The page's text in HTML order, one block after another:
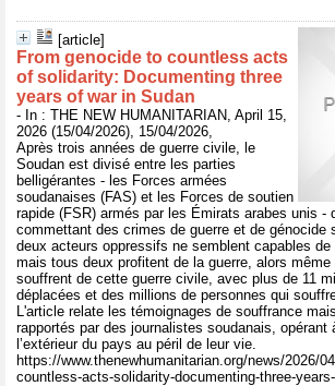
[article]
From genocide to countless acts
of solidarity: Documenting three
years of war in Sudan
- In : THE NEW HUMANITARIAN, April 15,
2026 (15/04/2026), 15/04/2026,
Après trois années de guerre civile, le
Soudan est divisé entre les parties
belligérantes - les Forces armées
soudanaises (FAS) et les Forces de soutien
rapide (FSR) armés par les Émirats arabes unis -
commettant des crimes de guerre et de génocide
deux acteurs oppressifs ne semblent capables de
mais tous deux profitent de la guerre, alors même
souffrent de cette guerre civile, avec plus de 11
déplacées et des millions de personnes qui
L'article relate les témoignages de souffrance
rapportés par des journalistes soudanais, opérant
l’extérieur du pays au péril de leur vie.
https://www.thenewhumanitarian.org/news/2026/
countless-acts-solidarity-documenting-three-